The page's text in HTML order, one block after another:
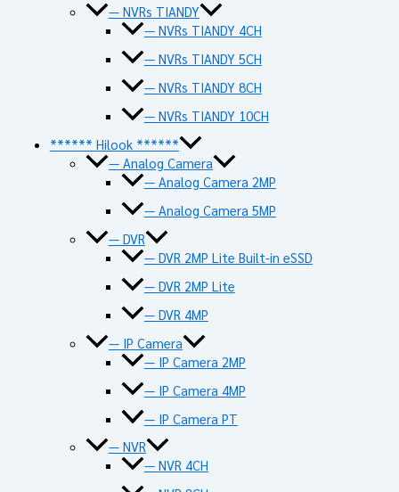
— NVRs TIANDY
— NVRs TIANDY 4CH
— NVRs TIANDY 5CH
— NVRs TIANDY 8CH
— NVRs TIANDY 10CH
****** Hilook ******
— Analog Camera
— Analog Camera 2MP
— Analog Camera 5MP
— DVR
— DVR 2MP Lite Built-in eSSD
— DVR 2MP Lite
— DVR 4MP
— IP Camera
— IP Camera 2MP
— IP Camera 4MP
— IP Camera PT
— NVR
— NVR 4CH